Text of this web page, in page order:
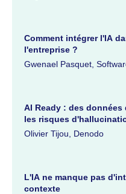
Comment intégrer l'IA
l'entreprise ?
Gwenael Pasquet,
AI Ready : des
les risques
Olivier Tijou, Denodo
L'IA ne manque pas
contexte